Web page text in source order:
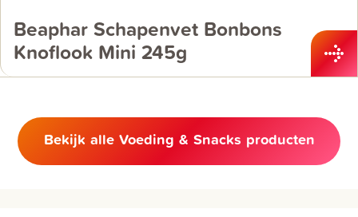
Beaphar Schapenvet Bonbons
Knoflook Mini 245g
Bekijk alle Voeding & Snacks producten